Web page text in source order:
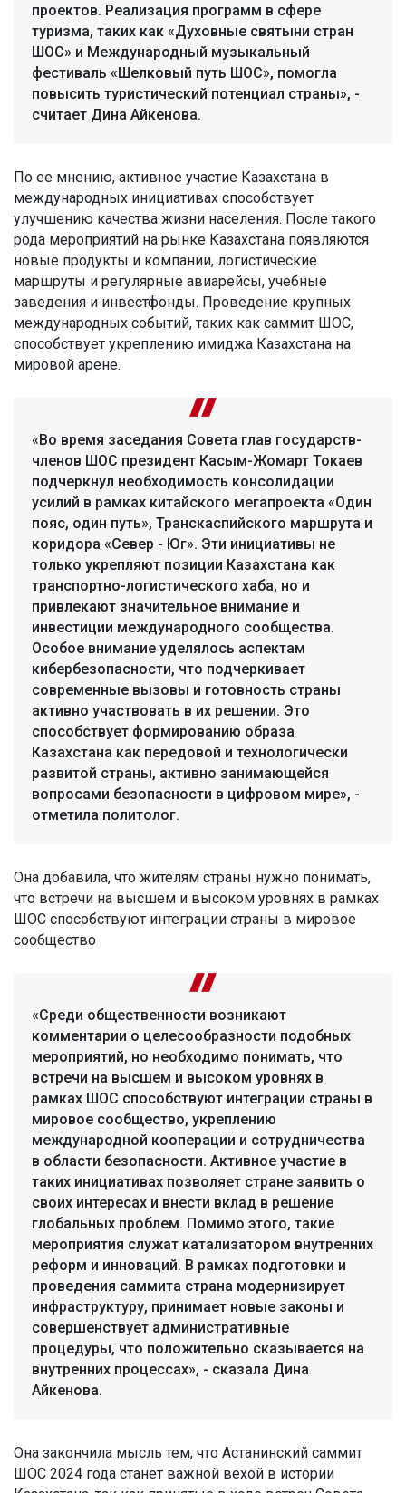
проектов. Реализация программ в сфере
туризма, таких как «Духовные святыни стран
ШОС» и Международный музыкальный
фестиваль «Шелковый путь ШОС», помогла
повысить туристический потенциал страны», -
считает Дина Айкенова.
По ее мнению, активное участие Казахстана в
международных инициативах способствует
улучшению качества жизни населения. После такого
рода мероприятий на рынке Казахстана появляются
новые продукты и компании, логистические
маршруты и регулярные авиарейсы, учебные
заведения и инвестфонды. Проведение крупных
международных событий, таких как саммит ШОС,
способствует укреплению имиджа Казахстана на
мировой арене.
«Во время заседания Совета глав государств-
членов ШОС президент Касым-Жомарт Токаев
подчеркнул необходимость консолидации
усилий в рамках китайского мегапроекта «Один
пояс, один путь», Транскаспийского маршрута и
коридора «Север - Юг». Эти инициативы не
только укрепляют позиции Казахстана как
транспортно-логистического хаба, но и
привлекают значительное внимание и
инвестиции международного сообщества.
Особое внимание уделялось аспектам
кибербезопасности, что подчеркивает
современные вызовы и готовность страны
активно участвовать в их решении. Это
способствует формированию образа
Казахстана как передовой и технологически
развитой страны, активно занимающейся
вопросами безопасности в цифровом мире», -
отметила политолог.
Она добавила, что жителям страны нужно понимать,
что встречи на высшем и высоком уровнях в рамках
ШОС способствуют интеграции страны в мировое
сообщество
«Среди общественности возникают
комментарии о целесообразности подобных
мероприятий, но необходимо понимать, что
встречи на высшем и высоком уровнях в
рамках ШОС способствуют интеграции страны в
мировое сообщество, укреплению
международной кооперации и сотрудничества
в области безопасности. Активное участие в
таких инициативах позволяет стране заявить о
своих интересах и внести вклад в решение
глобальных проблем. Помимо этого, такие
мероприятия служат катализатором внутренних
реформ и инноваций. В рамках подготовки и
проведения саммита страна модернизирует
инфраструктуру, принимает новые законы и
совершенствует административные
процедуры, что положительно сказывается на
внутренних процессах», - сказала Дина
Айкенова.
Она закончила мысль тем, что Астанинский саммит
ШОС 2024 года станет важной вехой в истории